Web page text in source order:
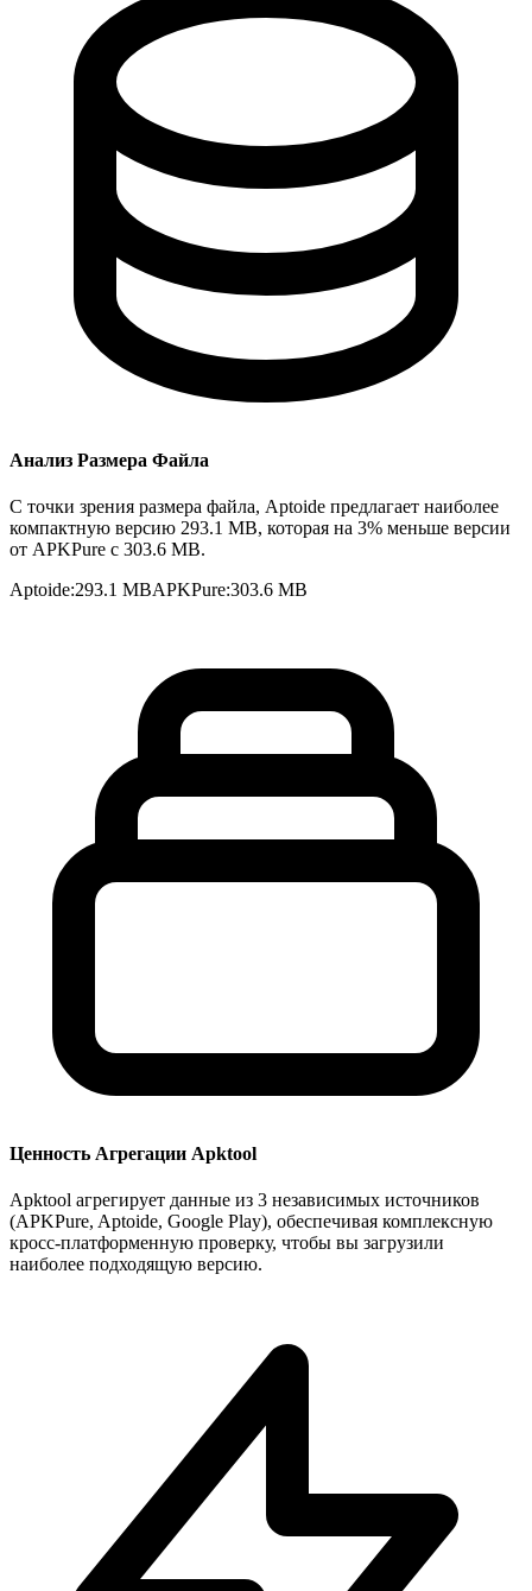
Анализ Размера Файла
С точки зрения размера файла, Aptoide предлагает наиболее
компактную версию 293.1 MB, которая на 3% меньше версии
от APKPure с 303.6 MB.
Aptoide:293.1 MBAPKPure:303.6 MB
Ценность Агрегации Apktool
Apktool агрегирует данные из 3 независимых источников
(APKPure, Aptoide, Google Play), обеспечивая комплексную
кросс-платформенную проверку, чтобы вы загрузили
наиболее подходящую версию.